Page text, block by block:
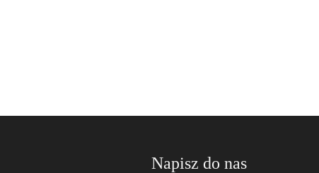
Napisz do nas